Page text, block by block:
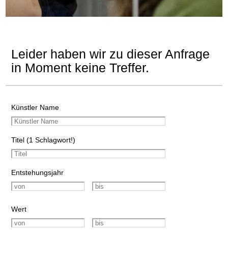
Leider haben wir zu dieser Anfrage
in Moment keine Treffer.
Künstler Name
Titel (1 Schlagwort!)
Entstehungsjahr
Wert